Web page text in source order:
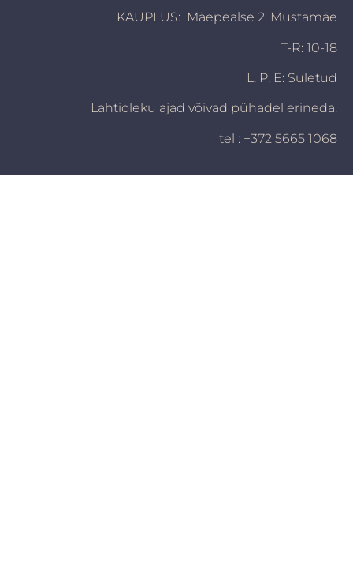
KAUPLUS: Mäepealse 2, Mustamäe
T-R: 10-18
L, P, E: Suletud
Lahtioleku ajad võivad pühadel erineda.
tel : +372 5665 1068